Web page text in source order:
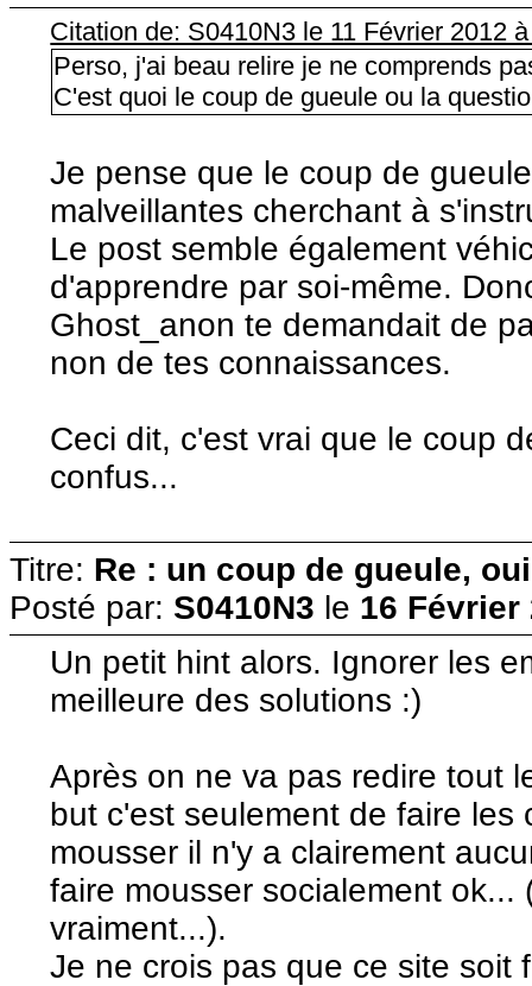
Citation de: S0410N3 le 11 Février 2012
Perso, j'ai beau relire je ne comprends
C'est quoi le coup de gueule ou la
Je pense que le coup de
malveillantes cherchant à
Le post semble également
d'apprendre par soi-même.
Ghost_anon te demandait de
non de tes connaissances.
Ceci dit, c'est vrai que le coup
confus...
Titre: Re : un coup de gueule, oui
Posté par: S0410N3 le 16 Février
Un petit hint alors. Ignorer les
meilleure des solutions :)
Après on ne va pas redire tout
but c'est seulement de faire les
mousser il n'y a clairement
faire mousser socialement
vraiment...).
Je ne crois pas que ce site soit